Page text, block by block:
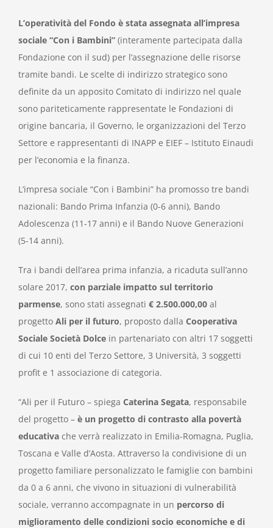
L’operatività del Fondo è stata assegnata all’impresa
sociale “Con i Bambini” (interamente partecipata dalla
Fondazione con il sud) per l’assegnazione delle risorse
tramite bandi. Le scelte di indirizzo strategico sono
definite da un apposito Comitato di indirizzo nel quale
sono pariteticamente rappresentate le Fondazioni di
origine bancaria, il Governo, le organizzazioni del Terzo
Settore e rappresentanti di INAPP e EIEF – Istituto Einaudi
per l’economia e la finanza.
L’impresa sociale “Con i Bambini” ha promosso tre bandi
nazionali: Bando Prima Infanzia (0-6 anni), Bando
Adolescenza (11-17 anni) e il Bando Nuove Generazioni
(5-14 anni).
Tra i bandi dell’area prima infanzia, a ricaduta sull’anno
solare 2017, con parzia­le impatto sul territorio
parmense, sono stati assegnati € 2.500.000,00 al
progetto Ali per il futuro, proposto dalla Cooperativa
Sociale Società Dolce in partenariato con altri 17 soggetti
di cui 10 enti del Terzo Settore, 3 Università, 3 soggetti
profit e 1 associazione di categoria.
“Ali per il Futuro – spiega Caterina Segata, responsabile
del progetto – è un progetto di contrasto alla povertà
educativa che verrà realizzato in Emilia-Romagna, Puglia,
Toscana e Valle d’Aosta. Attraverso la condivisione di un
progetto familiare personalizzato le famiglie con bambini
da 0 a 6 anni, che vivono in situazioni di vulnerabilità
sociale, verranno accompagnate in un percorso di
miglioramento delle condizioni socio economiche e di